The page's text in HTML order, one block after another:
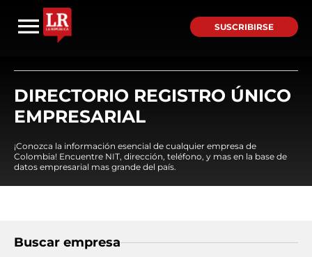
SUSCRIBIRSE
DIRECTORIO REGISTRO ÚNICO
EMPRESARIAL
¡Conozca la información esencial de cualquier empresa de
Colombia! Encuentre NIT, dirección, teléfono, y mas en la base de
datos empresarial mas grande del país.
Buscar empresa